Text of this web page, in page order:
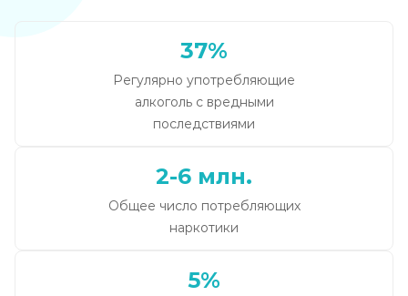
37%
Регулярно употребляющие
алкоголь с вредными
последствиями
2-6 млн.
Общее число потребляющих
наркотики
5%